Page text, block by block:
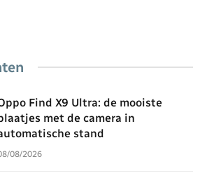
Find X9 Ultra: de mooiste
met de camera in
stand
08/2026